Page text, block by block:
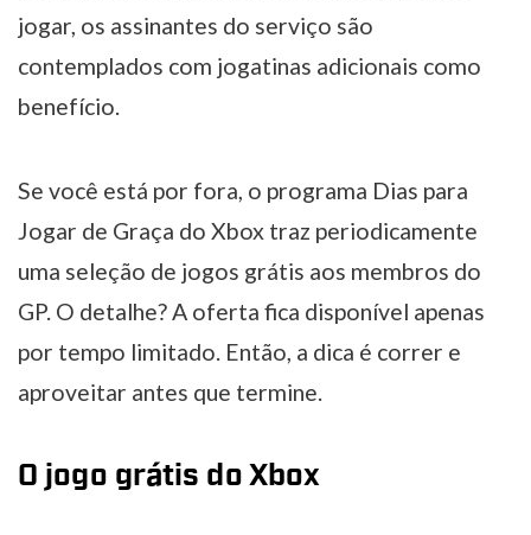
jogar, os assinantes do serviço são
contemplados com jogatinas adicionais como
benefício.
Se você está por fora, o programa Dias para
Jogar de Graça do Xbox traz periodicamente
uma seleção de jogos grátis aos membros do
GP. O detalhe? A oferta fica disponível apenas
por tempo limitado. Então, a dica é correr e
aproveitar antes que termine.
O jogo grátis do Xbox